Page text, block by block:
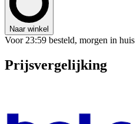
Naar winkel
Voor 23:59 besteld, morgen in huis
Prijsvergelijking